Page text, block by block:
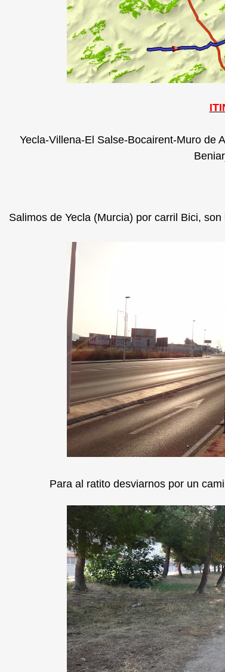
Yecla-Villena-El Salse-Bocairent-Muro de
Salimos de Yecla (Murcia) por carril Bici,
Para al ratito desviarnos por un